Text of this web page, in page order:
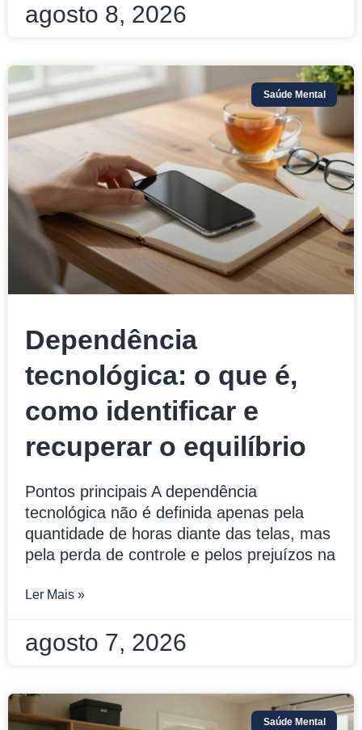
agosto 8, 2026
Saúde Mental
Dependência
tecnológica: o que é,
como identificar e
recuperar o equilíbrio
Pontos principais A dependência
tecnológica não é definida apenas pela
quantidade de horas diante das telas, mas
pela perda de controle e pelos prejuízos na
Ler Mais »
agosto 7, 2026
Saúde Mental